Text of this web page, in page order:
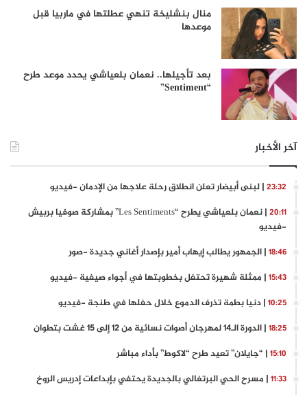
منال بنشليخة تنهي عطلتها في ماربيا قبل
موعدها
بعد تأجيلها.. نعمان بلعياشي يحدد موعد طرح
“Sentiment”
آخر الأخبار
23:32 | لبنى أبيضار تعلن انطلاق رحلة علاجها من الإدمان -فيديو
20:11
| نعمان بلعياشي يطرح “Les Sentiments” بمشاركة صوفيا بربيش
-فيديو
18:46 | الجمهور يطالب إيهاب أمير بإصدار أغاني جديدة -صور
15:43 | ممثلة شهيرة تحتفل بخطوبتها في أجواء صيفية -فيديو
10:25 | دنيا بطمة تذرف الدموع خلال حفلها في طنجة -فيديو
18:25 | الدورة الـ14 لمهرجان أصوات نسائية من 12 إلى 15 غشت بتطوان
15:10 | “جايلان” تعيد طرح “لاكوط” بأداء مباشر
11:33 | مسرح الحي البرتغالي بالجديدة يحتفي بإبداعات إدريس الروخ